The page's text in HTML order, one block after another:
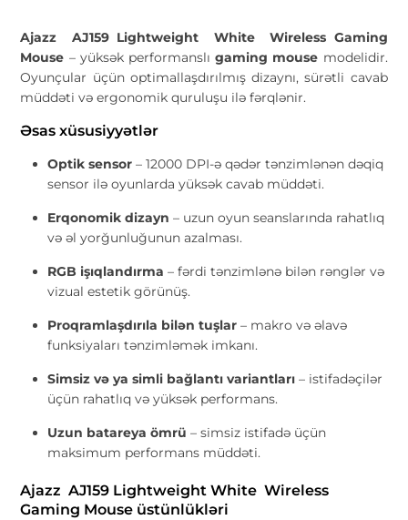
Ajazz AJ159 Lightweight White Wireless Gaming
Mouse – yüksək performanslıgaming mouse modelidir.
Oyunçular üçün optimallaşdırılmış dizaynı, sürətli cavab
müddəti və ergonomik quruluşu ilə fərqlənir.
Əsas xüsusiyyətlər
Optik sensor – 12000 DPI-ə qədər tənzimlənən dəqiq
sensor ilə oyunlarda yüksək cavab müddəti.
Erqonomik dizayn – uzun oyun seanslarında rahatlıq
və əl yorğunluğunun azalması.
RGB işıqlandırma – fərdi tənzimlənə bilən rənglər və
vizual estetik görünüş.
Proqramlaşdırıla bilən tuşlar – makro və əlavə
funksiyaları tənzimləmək imkanı.
Simsiz və ya simli bağlantı variantları – istifadəçilər
üçün rahatlıq və yüksək performans.
Uzun batareya ömrü – simsiz istifadə üçün
maksimum performans müddəti.
Ajazz AJ159 Lightweight White Wireless
Gaming Mouse üstünlükləri